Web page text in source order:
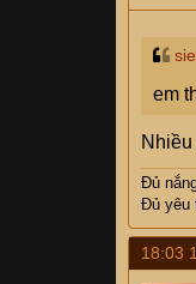
em
Đủ
Đủ yêu
18:03